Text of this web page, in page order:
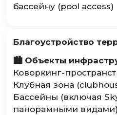
бассейну (pool access)
Благоустройство
🏙️ Объекты
Коворкинг-
Клубная зона
Бассейны (включая
панорамными видами)